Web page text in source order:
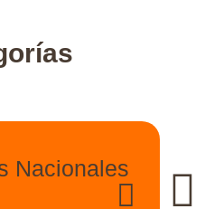
Nacionales